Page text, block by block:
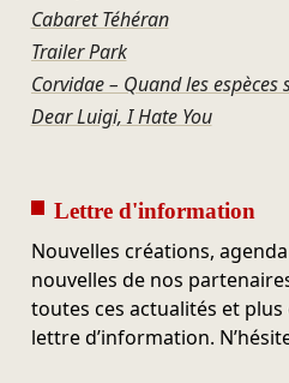
Cabaret Téhéran
Trailer Park
Corvidae – Quand les espèces
Dear Luigi, I Hate You
Lettre d'information
Nouvelles créations,
nouvelles de nos
toutes ces actualités et
lettre d’information.